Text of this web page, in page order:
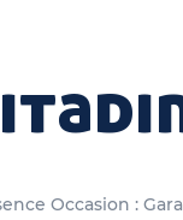
Occasion :